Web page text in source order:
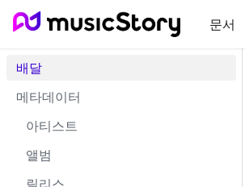
문서
배달
메타데이터
아티스트
앨범